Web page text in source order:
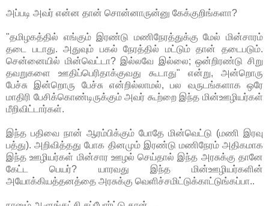
அப்படி அவர் என்ன தான் சொன்னாருன்னு கேக்குறிங்களா?
"தமிழகத்தில் எங்கும் இரண்டு மணிநேரத்துக்கு மேல் மின்சாரம்
தடை படாது. அதுவும் பகல் நேரத்தில் மட்டும் தான் தடைபடும்.
சென்னையில் மின்வெட்டா? இல்லவே இல்லை; ஒன்றிரண்டு சிறு
தவறுகளை ஊதிப்பெரிதாக்குவது கூடாது" என்று, அன்றொரு
பேச்சு இன்றொரு பேச்சு என்றில்லாமல், பல வருடங்களாக ஒரே
மாதிரி பேசிக்கொண்டிருக்கும் அவர் கூற்றை இந்த மின்ஊழியர்கள்
மீறிவிட்டார்கள்.
இந்த பதிவை நான் ஆரம்பிக்கும் போதே மின்வெட்டு (மணி இரவு
பத்து). அறிவித்தது போக தினமும் இரண்டு மணிநேரம் அதிகமாக
இந்த ஊழியர்கள் மின்சார ஊழல் செய்தால் இந்த அரசுக்கு தானே
கேட்ட பெயர்? யாரவது இந்த மின்ஊழியர்களின்
அயோக்கியத்தனத்தை அரசுக்கு வெளிச்சமிட்டுக்காட்டுங்கப்பா..